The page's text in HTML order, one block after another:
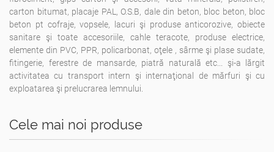
carton bitumat, placaje PAL, O.S.B, dale din beton, bloc beton, bloc
beton pt cofraje, vopsele, lacuri şi produse anticorozive, obiecte
sanitare şi toate accesoriile, cahle teracote, produse electrice,
elemente din PVC, PPR, policarbonat, oţele , sârme şi plase sudate,
fitingerie, ferestre de mansarde, piatră naturală etc... şi-a lărgit
activitatea cu transport intern şi internaţional de mărfuri şi cu
exploatarea şi prelucrarea lemnului.
Cele mai noi produse